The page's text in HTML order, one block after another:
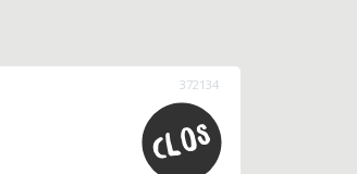
372134